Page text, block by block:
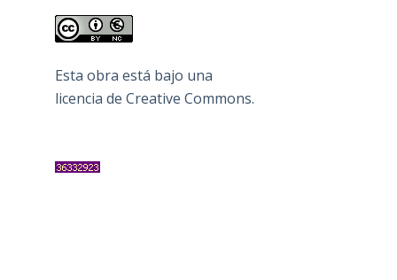
Esta obra está bajo una
licencia de Creative Commons.